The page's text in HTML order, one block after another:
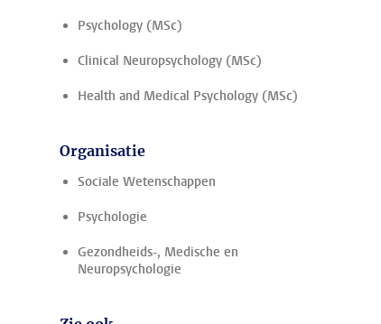
Psychology (MSc)
Clinical Neuropsychology (MSc)
Health and Medical Psychology (MSc)
Organisatie
Sociale Wetenschappen
Psychologie
Gezondheids-, Medische en
Neuropsychologie